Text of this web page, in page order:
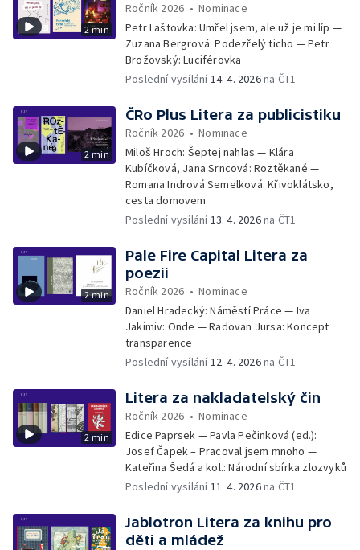
2 min
Ročník 2026 •Nominace
Petr Laštovka: Umřel jsem, ale už je mi líp —
Zuzana Bergrová: Podezřelý ticho — Petr
Brožovský: Luciférovka
Poslední vysílání14. 4. 2026na ČT1
2 min
ČRo Plus Litera za publicistiku
Ročník 2026 •Nominace
Miloš Hroch: Šeptej nahlas — Klára
Kubíčková, Jana Srncová: Roztěkané —
Romana Indrová Semelková: Křivoklátsko,
cesta domovem
Poslední vysílání13. 4. 2026na ČT1
2 min
Pale Fire Capital Litera za
poezii
Ročník 2026 •Nominace
Daniel Hradecký: Náměstí Práce — Iva
Jakimiv: Onde — Radovan Jursa: Koncept
transparence
Poslední vysílání12. 4. 2026na ČT1
2 min
Litera za nakladatelský čin
Ročník 2026 •Nominace
Edice Paprsek — Pavla Pečinková (ed.):
Josef Čapek – Pracoval jsem mnoho —
Kateřina Šedá a kol.: Národní sbírka zlozvyků
Poslední vysílání11. 4. 2026na ČT1
Jablotron Litera za knihu pro
děti a mládež